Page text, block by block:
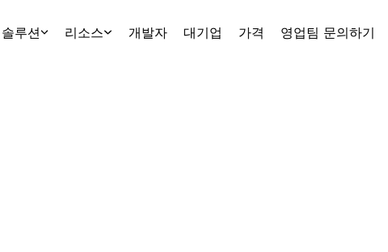
솔루션 리소스 개발자 대기업 가격 영업팀 문의하기